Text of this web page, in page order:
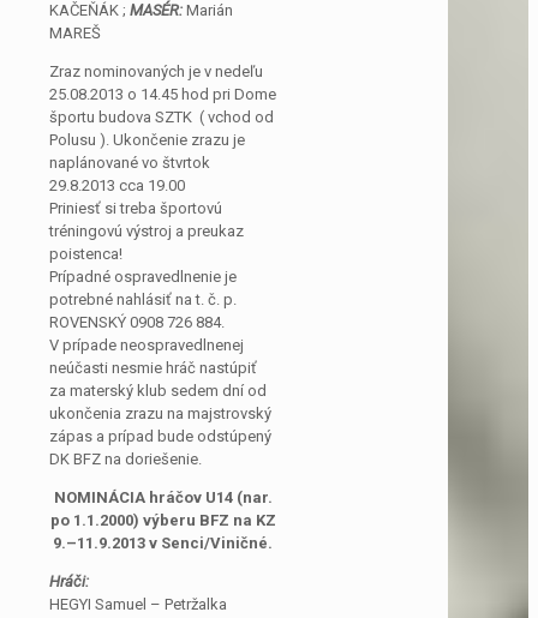
KAČEŇÁK ; MASÉR: Marián
MAREŠ
Zraz nominovaných je v nedeľu
25.08.2013 o 14.45 hod pri Dome
športu budova SZTK ( vchod od
Polusu ). Ukončenie zrazu je
naplánované vo štvrtok
29.8.2013 cca 19.00
Priniesť si treba športovú
tréningovú výstroj a preukaz
poistenca!
Prípadné ospravedlnenie je
potrebné nahlásiť na t. č. p.
ROVENSKÝ 0908 726 884.
V prípade neospravedlnenej
neúčasti nesmie hráč nastúpiť
za materský klub sedem dní od
ukončenia zrazu na majstrovský
zápas a prípad bude odstúpený
DK BFZ na doriešenie.
NOMINÁCIA hráčov U14 (nar.
po 1.1.2000) výberu BFZ na KZ
9.–11.9.2013 v Senci/Viničné.
Hráči:
HEGYI Samuel – Petržalka